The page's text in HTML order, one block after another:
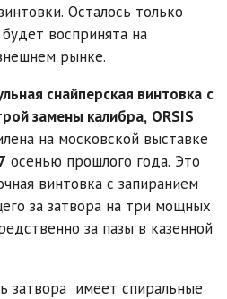
Осталось только
воспринята на
рынке.
снайперская винтовка с
замены калибра, ORSIS
на московской выставке
осенью прошлого года. Это
винтовка с запиранием
за затвора на три мощных
за пазы в казенной
затвора имеет спиральные